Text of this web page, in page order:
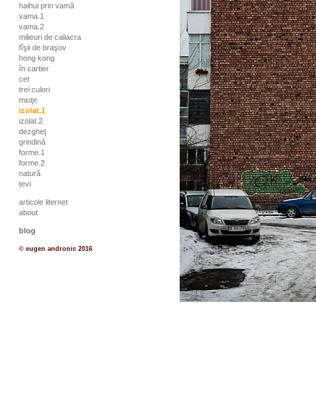
haihui prin vamă
vama.1
vama.2
milieuri de caliacra
fîşii de braşov
hong kong
în cartier
cet
trei culori
miuţe
izolat.1
izolat.2
dezgheţ
grindină
forme.1
forme.2
natură
țevi
articole liternet
about
blog
© eugen andronic 2016